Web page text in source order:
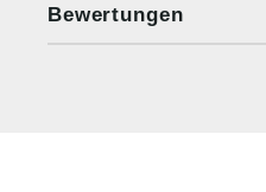
Bewertungen